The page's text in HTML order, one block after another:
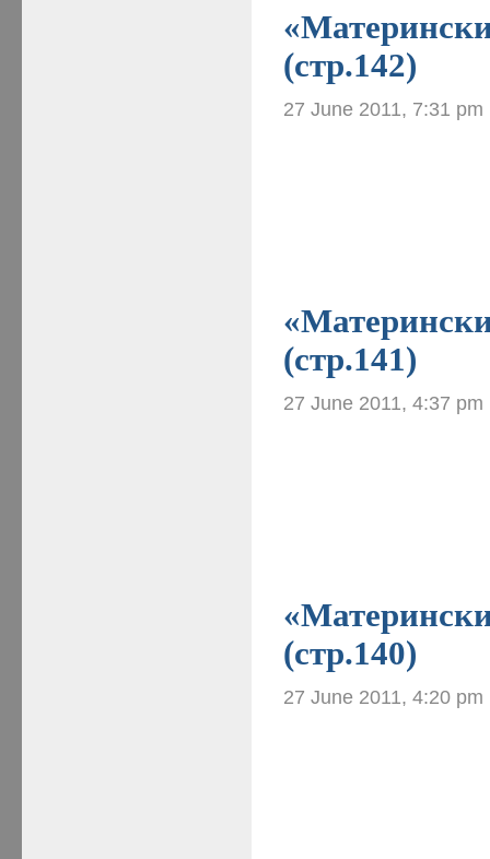
(стр.142)
27 June 2011, 7:31 pm
(стр.141)
27 June 2011, 4:37 pm
(стр.140)
27 June 2011, 4:20 pm